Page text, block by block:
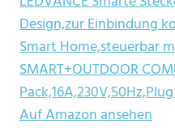
Design,zur Einbindung
Smart Home,steuerbar
SMART+OUTDOOR
Auf Amazon ansehen